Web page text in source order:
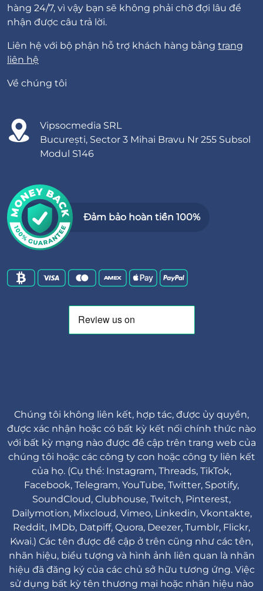
hàng 24/7, vì vậy bạn sẽ không phải chờ đợi lâu để
nhận được câu trả lời.
Liên hệ với bộ phận hỗ trợ khách hàng bằng trang
liên hệ
Về chúng tôi
Vipsocmedia SRL
București, Sector 3 Mihai Bravu Nr 255 Subsol
Modul S146
Đảm bảo hoàn tiền 100%
Chúng tôi không liên kết, hợp tác, được ủy quyền,
được xác nhận hoặc có bất kỳ kết nối chính thức nào
với bất kỳ mạng nào được đề cập trên trang web của
chúng tôi hoặc các công ty con hoặc công ty liên kết
của họ. (Cụ thể: Instagram, Threads, TikTok,
Facebook, Telegram, YouTube, Twitter, Spotify,
SoundCloud, Clubhouse, Twitch, Pinterest,
Dailymotion, Mixcloud, Vimeo, Linkedin, Vkontakte,
Reddit, IMDb, Datpiff, Quora, Deezer, Tumblr, Flickr,
Kwai.) Các tên được đề cập ở trên cũng như các tên,
nhãn hiệu, biểu tượng và hình ảnh liên quan là nhãn
hiệu đã đăng ký của các chủ sở hữu tương ứng. Việc
sử dụng bất kỳ tên thương mại hoặc nhãn hiệu nào